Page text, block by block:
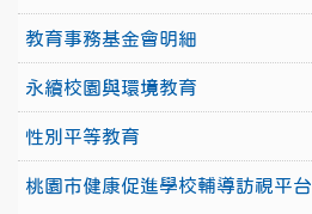
教育事務基金會明細
永續校園與環境教育
性別平等教育
桃園市健康促進學校輔導訪視平台